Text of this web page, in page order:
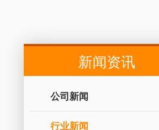
新闻资讯
公司新闻
行业新闻